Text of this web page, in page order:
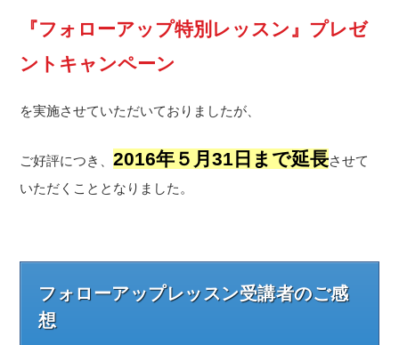
『フォローアップ特別レッスン』 プレゼ
ントキャンペーン
を実施させていただいておりましたが、
ご好評につき、2016年５月31日まで延長させて
いただくこととなりました。
フォローアップレッスン受講者のご感
想